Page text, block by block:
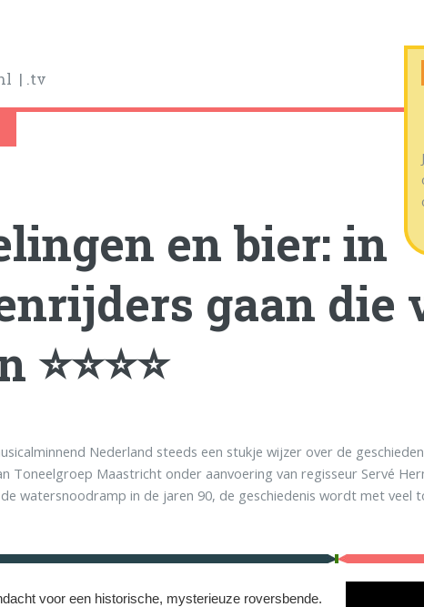
| .tv
en bier: in
gaan die
Nederland steeds een stukje wijzer over de
Toneelgroep Maastricht onder aanvoering van regisseur Servé
watersnoodramp in de jaren 90, de geschiedenis wordt met veel
voor een historische, mysterieuze roversbende.